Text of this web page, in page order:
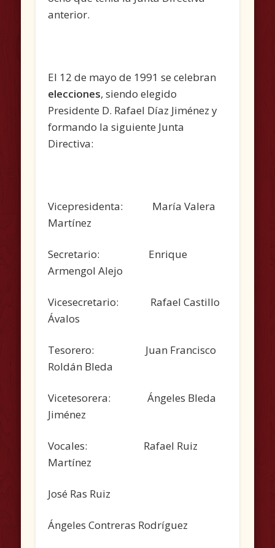
anterior.
El 12 de mayo de 1991 se celebran
elecciones, siendo elegido
Presidente D. Rafael Díaz Jiménez y
formando la siguiente Junta
Directiva:
Vicepresidenta: María Valera
Martínez
Secretario: Enrique
Armengol Alejo
Vicesecretario: Rafael Castillo
Ávalos
Tesorero: Juan Francisco
Roldán Bleda
Vicetesorera: Ángeles Bleda
Jiménez
Vocales: Rafael Ruiz
Martínez
José Ras Ruiz
Ángeles Contreras Rodríguez